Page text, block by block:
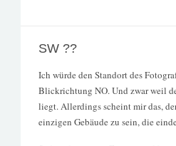
SW ??
Ich würde den Standort des
Blickrichtung NO. Und zwar weil
liegt. Allerdings scheint mir das,
einzigen Gebäude zu sein, die